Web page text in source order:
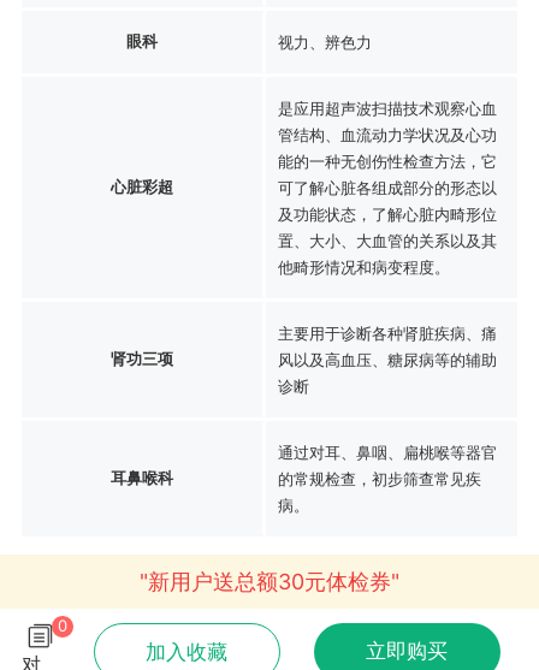
眼科 视力、辨色力
心脏彩超
是应用超声波扫描技术观察心血
管结构、血流动力学状况及心功
能的一种无创伤性检查方法，它
可了解心脏各组成部分的形态以
及功能状态，了解心脏内畸形位
置、大小、大血管的关系以及其
他畸形情况和病变程度。
肾功三项
主要用于诊断各种肾脏疾病、痛
风以及高血压、糖尿病等的辅助
诊断
耳鼻喉科
通过对耳、鼻咽、扁桃喉等器官
的常规检查，初步筛查常见疾
病。
"新用户送总额30元体检券"
0
对
加入收藏 立即购买